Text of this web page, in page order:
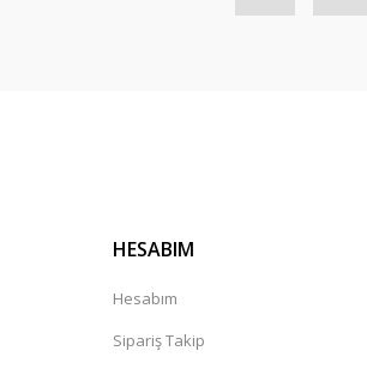
HESABIM
Hesabım
Sipariş Takip